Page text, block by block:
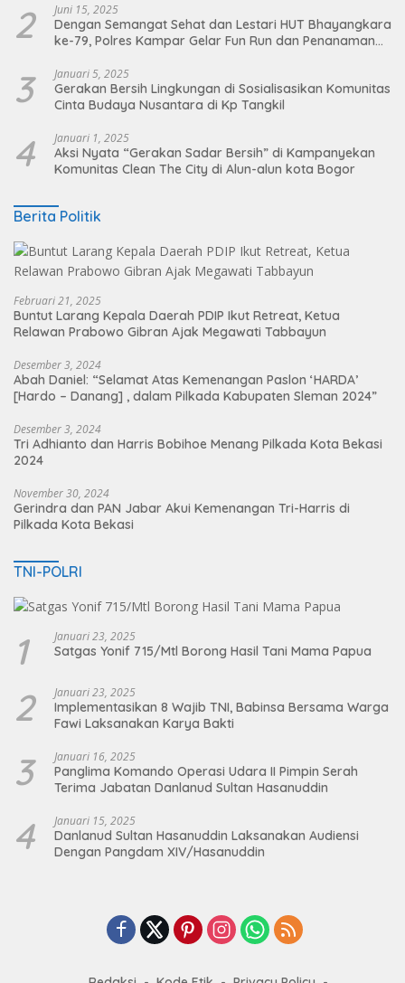
2 Juni 15, 2025
Dengan Semangat Sehat dan Lestari HUT Bhayangkara
ke-79, Polres Kampar Gelar Fun Run dan Penanaman
3 Januari 5, 2025
Gerakan Bersih Lingkungan di Sosialisasikan Komunitas
Cinta Budaya Nusantara di Kp Tangkil
4 Januari 1, 2025
Aksi Nyata “Gerakan Sadar Bersih” di Kampanyekan
Komunitas Clean The City di Alun-alun kota Bogor
Berita Politik
Februari 21, 2025
Buntut Larang Kepala Daerah PDIP Ikut Retreat, Ketua
Relawan Prabowo Gibran Ajak Megawati Tabbayun
Desember 3, 2024
Abah Daniel: “Selamat Atas Kemenangan Paslon ‘HARDA’
[Hardo – Danang] , dalam Pilkada Kabupaten Sleman 2024”
Desember 3, 2024
Tri Adhianto dan Harris Bobihoe Menang Pilkada Kota Bekasi
2024
November 30, 2024
Gerindra dan PAN Jabar Akui Kemenangan Tri-Harris di
Pilkada Kota Bekasi
TNI-POLRI
1 Januari 23, 2025
Satgas Yonif 715/Mtl Borong Hasil Tani Mama Papua
2 Januari 23, 2025
Implementasikan 8 Wajib TNI, Babinsa Bersama Warga
Fawi Laksanakan Karya Bakti
3 Januari 16, 2025
Panglima Komando Operasi Udara II Pimpin Serah
Terima Jabatan Danlanud Sultan Hasanuddin
4 Januari 15, 2025
Danlanud Sultan Hasanuddin Laksanakan Audiensi
Dengan Pangdam XIV/Hasanuddin